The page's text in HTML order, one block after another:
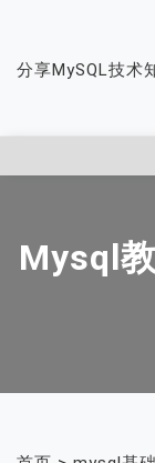
content
分享MySQL技术
Mysql